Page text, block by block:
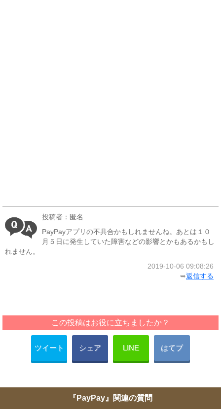
投稿者：匿名
PayPayアプリの不具合かもしれませんね。あとは１０
月５日に発生していた障害などの影響とかもあるかもし
れません。
2019-10-06 09:08:26
➥返信する
この投稿はお役に立ちましたか？
ツイート シェア LINE はてブ
『PayPay』関連の質問